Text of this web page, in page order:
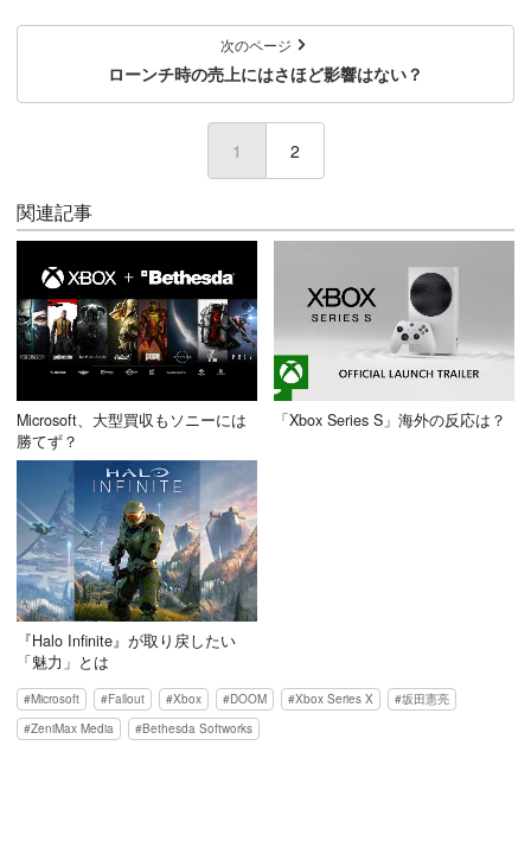
次のページ
ローンチ時の売上にはさほど影響はない？
1 (current)
2
関連記事
Microsoft、大型買収もソニーには
勝てず？
「Xbox Series S」海外の反応は？
『Halo Infinite』が取り戻したい
「魅力」とは
Microsoft Fallout Xbox DOOM Xbox Series X
坂田憲亮
ZeniMax Media
Bethesda Softworks